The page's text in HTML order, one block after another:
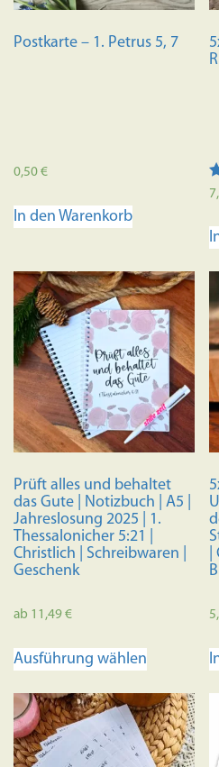
Postkarte – 1. Petrus 5, 7
0,50€
In den Warenkorb
Prüft alles und behaltet
das Gute | Notizbuch | A5 |
Jahreslosung 2025 | 1.
Thessalonicher 5:21 |
Christlich | Schreibwaren |
Geschenk
ab 11,49€
Ausführung wählen
mehrere
Varianten
auf.